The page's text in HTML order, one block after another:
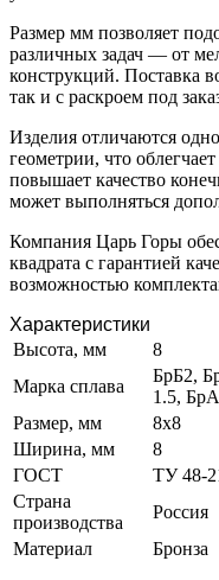
Размер мм позволяет
различных задач — от
конструкций. Поставка
так и с раскроем под
Изделия отличаются
геометрии, что
повышает качество
может выполняться
Компания Царь Горы
квадрата с гарантией
возможностью
Характеристики
Высота, мм
8
Марка сплава
БрБ2,
1.5,
Размер, мм
8х8
Ширина, мм
8
ГОСТ
ТУ 48-
Страна
производства
Россия
Материал
Бронза